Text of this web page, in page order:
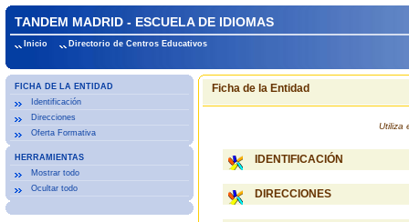
TANDEM MADRID - ESCUELA DE IDIOMAS
Inicio Directorio de Centros Educativos
FICHA DE LA ENTIDAD
Identificación
Direcciones
Oferta Formativa
HERRAMIENTAS
Mostrar todo
Ocultar todo
Ficha de la Entidad
Utiliza
IDENTIFICACIÓN
DIRECCIONES